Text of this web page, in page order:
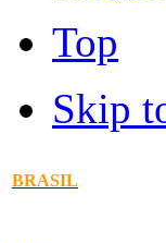
Top
Skip
BRASIL